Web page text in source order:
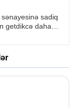
unudulmaz
üçün
hər hansı bir
sənayesinə sadiq
getdikcə daha
tələbini
yaxşı olan